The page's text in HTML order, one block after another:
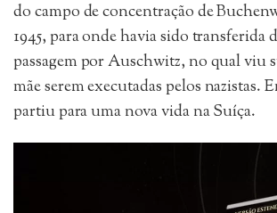
do campo de concentração de
1945, para onde havia sido transferida
passagem por Auschwitz, no qual viu
mãe serem executadas pelos nazistas.
partiu para uma nova vida na Suíça.